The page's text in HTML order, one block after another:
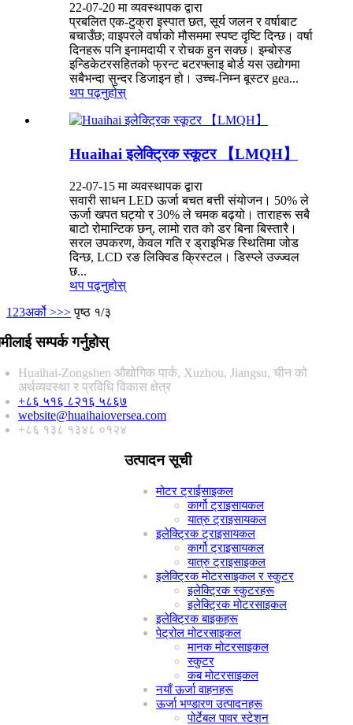
22-07-20 मा व्यवस्थापक द्वारा
प्रबलित एक-टुक्रा इस्पात छत, सूर्य जलन र वर्षाबाट
बचाउँछ; वाइपरले वर्षाको मौसममा स्पष्ट दृष्टि दिन्छ। वर्षा
दिनहरू पनि इनामदायी र रोचक हुन सक्छ। इम्बोस्ड
इन्डिकेटरसहितको फ्रन्ट बटरफ्लाइ बोर्ड यस उद्योगमा
सबैभन्दा सुन्दर डिजाइन हो। उच्च-निम्न बूस्टर gea...
थप पढ्नुहोस्
Huaihai इलेक्ट्रिक स्कूटर 【LMQH】
22-07-15 मा व्यवस्थापक द्वारा
सवारी साधन LED ऊर्जा बचत बत्ती संयोजन। 50% ले
ऊर्जा खपत घट्यो र 30% ले चमक बढ्यो। ताराहरू सबै
बाटो रोमान्टिक छन्, लामो रात को डर बिना बिस्तारै।
सरल उपकरण, केवल गति र ड्राइभिङ स्थितिमा जोड
दिन्छ, LCD रङ लिक्विड क्रिस्टल। डिस्प्ले उज्ज्वल
छ...
थप पढ्नुहोस्
1 23अर्को >>> पृष्ठ १/३
सम्पर्क गर्नुहोस्
Huaihai-Zongshen औद्योगिक पार्क, Xuzhou, Jiangsu, चीन को
अर्थव्यवस्था र प्रविधि विकास क्षेत्र
+८६ ५१६ ८२१६ ५८६७
website@huaihaioversea.com
+८६ १३८ १३४८ ०१२४
उत्पादन सूची
मोटर ट्राईसाइकल
कार्गो ट्राइसायकल
यात्रु ट्राइसायकल
इलेक्ट्रिक ट्राइसायकल
कार्गो ट्राइसायकल
यात्रु ट्राइसाइकल
इलेक्ट्रिक मोटरसाइकल र स्कुटर
इलेक्ट्रिक स्कुटरहरू
इलेक्ट्रिक मोटरसाइकल
इलेक्ट्रिक बाइकहरू
पेट्रोल मोटरसाइकल
मानक मोटरसाइकल
स्कुटर
कब मोटरसाइकल
नयाँ ऊर्जा वाहनहरू
ऊर्जा भण्डारण उत्पादनहरू
पोर्टेबल पावर स्टेशन